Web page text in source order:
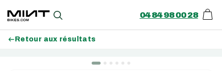
Recherche 04 84 98 00 28
Retour aux résultats